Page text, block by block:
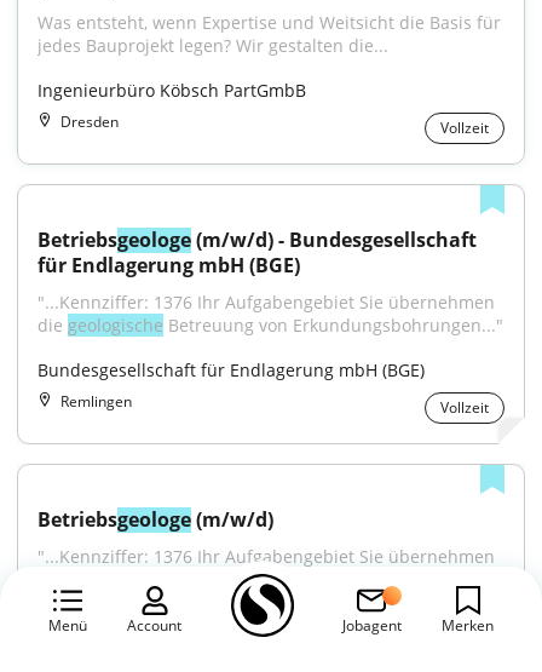
Was entsteht, wenn Expertise und Weitsicht die Basis für
jedes Bauprojekt legen? Wir gestalten die...
Ingenieurbüro Köbsch PartGmbB
Dresden Vollzeit
Betriebsgeologe (m/w/d) - Bundesgesellschaft
für Endlagerung mbH (BGE)
"...Kennziffer: 1376 Ihr Aufgabengebiet Sie übernehmen
die geologische Betreuung von Erkundungsbohrungen..."
Bundesgesellschaft für Endlagerung mbH (BGE)
Remlingen Vollzeit
Betriebsgeologe (m/w/d)
"...Kennziffer: 1376 Ihr Aufgabengebiet Sie übernehmen
Betreuung von Erkundungsbohrungen..."
Bundesgesellschaft für Endlagerung mbH (BGE)
Menü Account Jobagent Merken